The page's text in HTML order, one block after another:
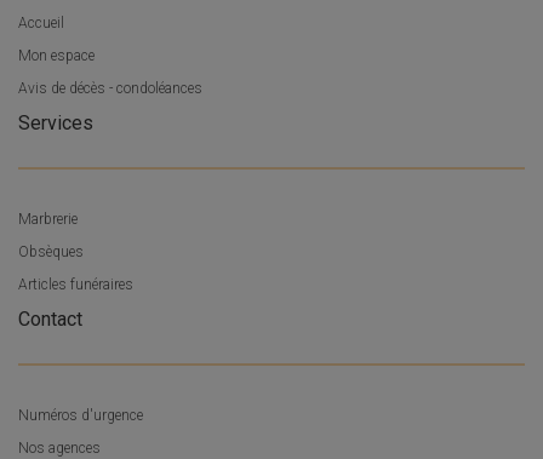
Accueil
Mon espace
Avis de décès - condoléances
Services
Marbrerie
Obsèques
Articles funéraires
Contact
Numéros d'urgence
Nos agences